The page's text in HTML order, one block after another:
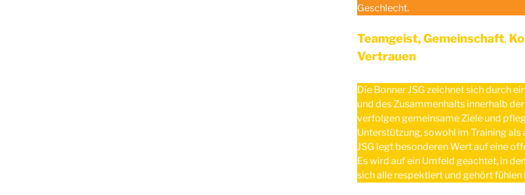
Geschlecht.
Teamgeist, Gemeinschaft,
Vertrauen
Die Bonner JSG zeichnet sich durch
und des Zusammenhalts innerhalb
verfolgen gemeinsame Ziele und
Unterstützung, sowohl im Training
JSG legt besonderen Wert auf eine
Es wird auf ein Umfeld geachtet, in
sich alle respektiert und gehört fühlen